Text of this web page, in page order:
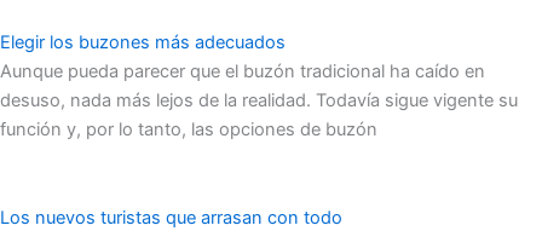
Elegir los buzones más adecuados
Aunque pueda parecer que el buzón tradicional ha caído en
desuso, nada más lejos de la realidad. Todavía sigue vigente su
función y, por lo tanto, las opciones de buzón
Los nuevos turistas que arrasan con todo